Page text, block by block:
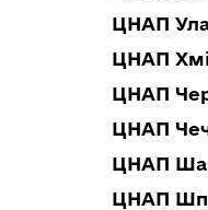
ЦНАП
ЦНАП
ЦНАП
ЦНАП
ЦНАП
ЦНАП